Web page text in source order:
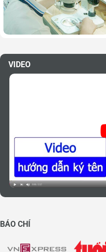
VIDEO
BÁO CHÍ